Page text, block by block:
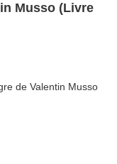
Musso (Livre